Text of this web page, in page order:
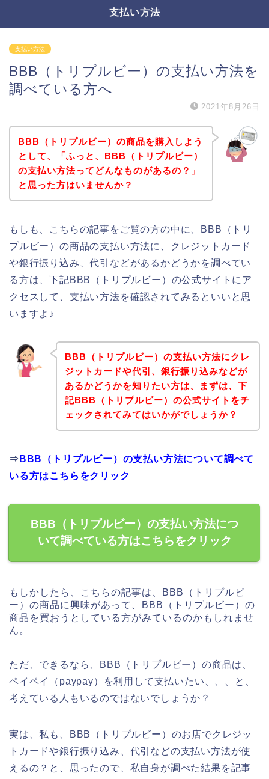
支払い方法
支払い方法
BBB（トリプルビー）の支払い方法を
調べている方へ
2021年8月26日
BBB（トリプルビー）の商品を購入しよう
として、「ふっと、BBB（トリプルビー）
の支払い方法ってどんなものがあるの？」
と思った方はいませんか？
もしも、こちらの記事をご覧の方の中に、BBB（トリ
プルビー）の商品の支払い方法に、クレジットカード
や銀行振り込み、代引などがあるかどうかを調べてい
る方は、下記BBB（トリプルビー）の公式サイトにア
クセスして、支払い方法を確認されてみるといいと思
いますよ♪
BBB（トリプルビー）の支払い方法にクレ
ジットカードや代引、銀行振り込みなどが
あるかどうかを知りたい方は、まずは、下
記BBB（トリプルビー）の公式サイトをチ
ェックされてみてはいかがでしょうか？
⇒ BBB（トリプルビー）の支払い方法について調べて
いる方はこちらをクリック
BBB（トリプルビー）の支払い方法につ
いて調べている方はこちらをクリック
もしかしたら、こちらの記事は、BBB（トリプルビ
ー）の商品に興味があって、BBB（トリプルビー）の
商品を買おうとしている方がみているのかもしれませ
ん。
ただ、できるなら、BBB（トリプルビー）の商品は、
ペイペイ（paypay）を利用して支払いたい、、、と、
考えている人もいるのではないでしょうか？
実は、私も、BBB（トリプルビー）のお店でクレジッ
トカードや銀行振り込み、代引などの支払い方法が使
えるの？と、思ったので、私自身が調べた結果を記事